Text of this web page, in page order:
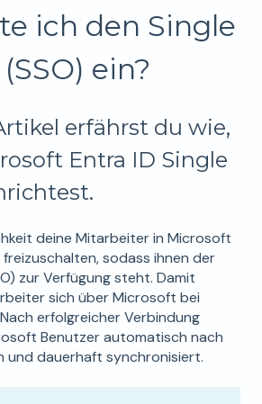
ich den Single
ein?
erfährst du wie,
Entra ID Single
deine Mitarbeiter in Microsoft
freizuschalten, sodass ihnen der
zur Verfügung steht. Damit
sich über Microsoft bei
erfolgreicher Verbindung
Benutzer automatisch nach
und dauerhaft synchronisiert.